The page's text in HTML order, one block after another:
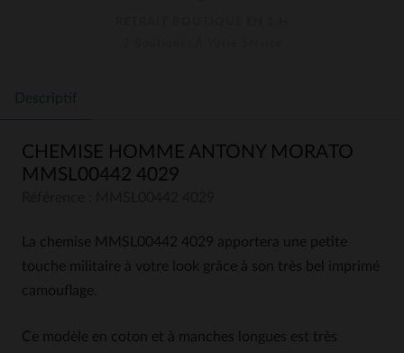
Descriptif
CHEMISE HOMME ANTONY MORATO
MMSL00442 4029
La chemise MMSL00442 4029 apportera une petite
touche militaire à votre look grâce à son très bel imprimé
camouflage.
Ce modèle en coton et à manches longues est très